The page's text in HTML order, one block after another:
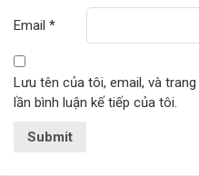
Email *
Lưu tên của tôi, email, và
lần bình luận kế tiếp của tôi.